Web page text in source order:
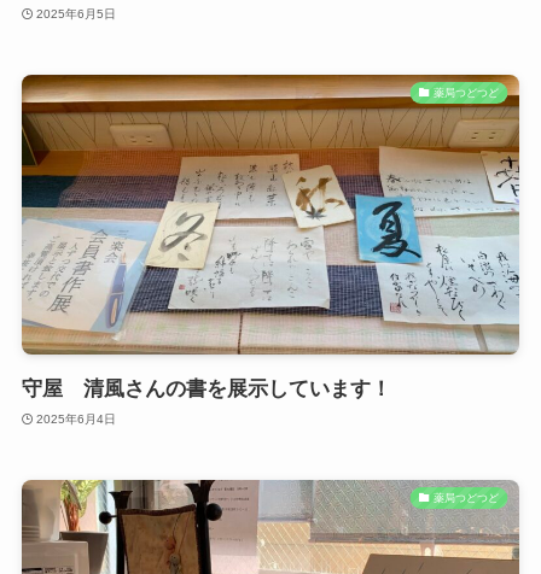
2025年6月5日
薬局つどつど
守屋 清風さんの書を展示しています！
2025年6月4日
薬局つどつど